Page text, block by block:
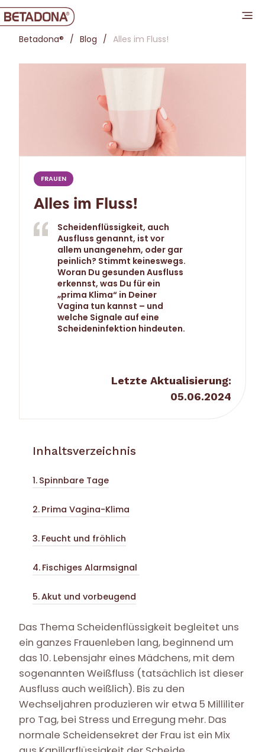
Betadona® Blog Alles im Fluss!
FRAUEN
Alles im Fluss!
Scheidenflüssigkeit, auch
Ausfluss genannt, ist vor
allem unangenehm, oder gar
peinlich? Stimmt keineswegs.
Woran Du gesunden Ausfluss
erkennst, was Du für ein
„prima Klima“ in Deiner
Vagina tun kannst – und
welche Signale auf eine
Scheideninfektion hindeuten.
Letzte Aktualisierung:
05.06.2024
Inhaltsverzeichnis
Spinnbare Tage
Prima Vagina-Klima
Feucht und fröhlich
Fischiges Alarmsignal
Akut und vorbeugend
Das Thema Scheidenflüssigkeit begleitet uns
ein ganzes Frauenleben lang, beginnend um
das 10. Lebensjahr eines Mädchens, mit dem
sogenannten Weißfluss (tatsächlich ist dieser
Ausfluss auch weißlich). Bis zu den
Wechseljahren produzieren wir etwa 5 Milliliter
pro Tag, bei Stress und Erregung mehr. Das
normale Scheidensekret der Frau ist ein Mix